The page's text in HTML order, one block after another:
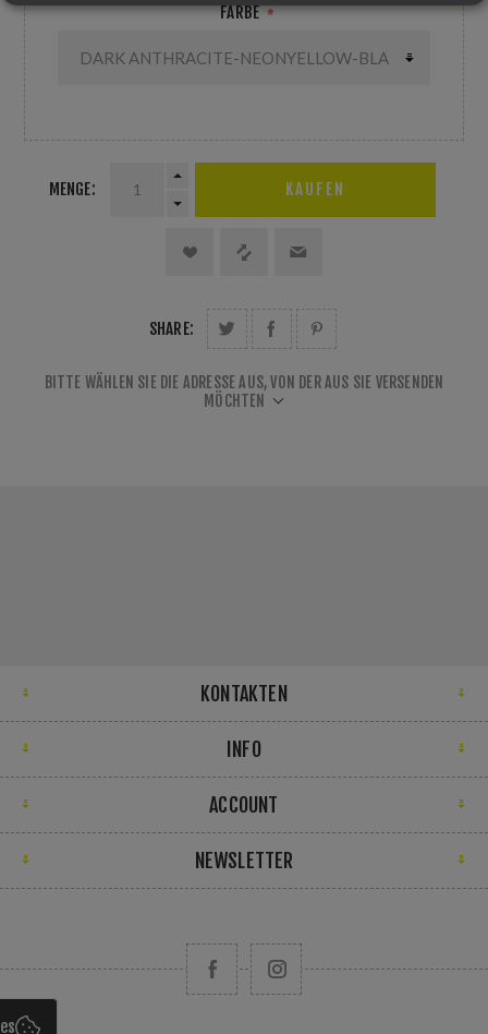
FARBE*
MENGE:
SHARE:
BITTE WÄHLEN SIE DIE ADRESSE AUS, VON DER AUS SIE VERSENDEN
MÖCHTEN
KONTAKTEN
INFO
ACCOUNT
NEWSLETTER